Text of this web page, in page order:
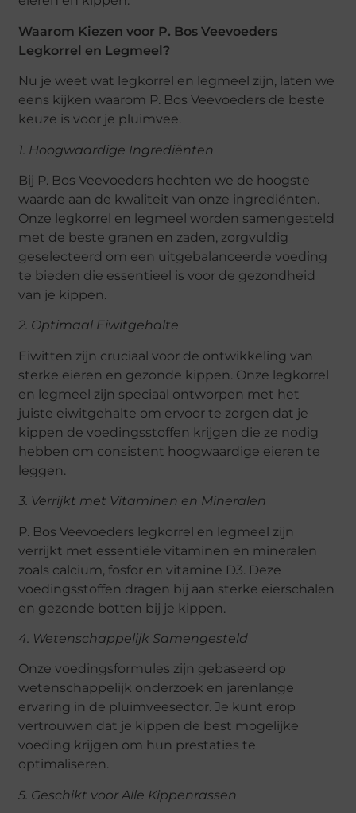
Waarom Kiezen voor P. Bos Veevoeders
Legkorrel en Legmeel?
Nu je weet wat legkorrel en legmeel zijn, laten we
eens kijken waarom P. Bos Veevoeders de beste
keuze is voor je pluimvee.
1. Hoogwaardige Ingrediënten
Bij P. Bos Veevoeders hechten we de hoogste
waarde aan de kwaliteit van onze ingrediënten.
Onze legkorrel en legmeel worden samengesteld
met de beste granen en zaden, zorgvuldig
geselecteerd om een uitgebalanceerde voeding
te bieden die essentieel is voor de gezondheid
van je kippen.
2. Optimaal Eiwitgehalte
Eiwitten zijn cruciaal voor de ontwikkeling van
sterke eieren en gezonde kippen. Onze legkorrel
en legmeel zijn speciaal ontworpen met het
juiste eiwitgehalte om ervoor te zorgen dat je
kippen de voedingsstoffen krijgen die ze nodig
hebben om consistent hoogwaardige eieren te
leggen.
3. Verrijkt met Vitaminen en Mineralen
P. Bos Veevoeders legkorrel en legmeel zijn
verrijkt met essentiële vitaminen en mineralen
zoals calcium, fosfor en vitamine D3. Deze
voedingsstoffen dragen bij aan sterke eierschalen
en gezonde botten bij je kippen.
4. Wetenschappelijk Samengesteld
Onze voedingsformules zijn gebaseerd op
wetenschappelijk onderzoek en jarenlange
ervaring in de pluimveesector. Je kunt erop
vertrouwen dat je kippen de best mogelijke
voeding krijgen om hun prestaties te
optimaliseren.
5. Geschikt voor Alle Kippenrassen